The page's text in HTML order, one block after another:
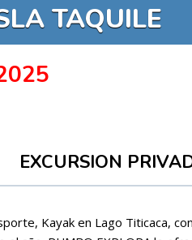
TAQUILE
EXCURSION
Kayak en Lago Titicaca,